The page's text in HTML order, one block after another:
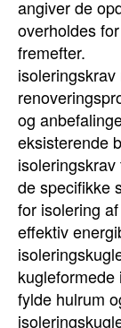
angiver de
overholdes
fremefter.
og
eksisterende
de specifikke
for isolering
effektiv
fylde hulrum